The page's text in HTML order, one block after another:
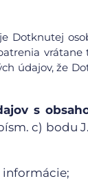
Dotknutej
údajov, že
s
c) bodu
informácie;